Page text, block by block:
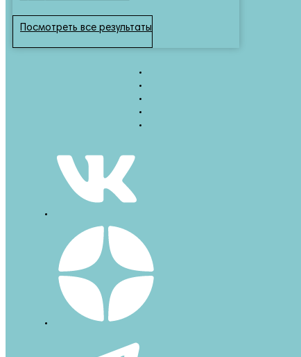
Посмотреть все результаты